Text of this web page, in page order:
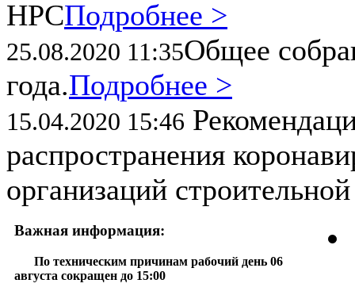
НРСПодробнее >
25.08.2020 11:35Общее
года.Подробнее >
15.04.2020 15:46
распространения
организаций
Важная информация:
По техническим причинам рабочий день 06
августа сокращен до 15:00